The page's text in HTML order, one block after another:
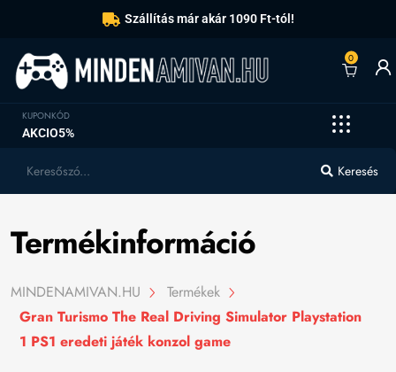
Szállítás már akár 1090 Ft-tól!
0
KUPONKÓD
AKCIO5%
Keresés
Termékinformáció
MINDENAMIVAN.HU
Termékek
Gran Turismo The Real Driving Simulator Playstation
1 PS1 eredeti játék konzol game